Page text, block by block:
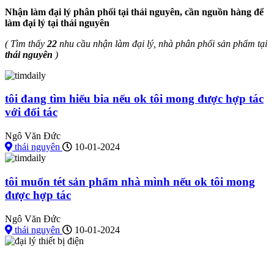
Nhận làm đại lý phân phối tại thái nguyên, cần nguồn hàng để
làm đại lý tại thái nguyên
( Tìm thấy 22 nhu cầu nhận làm đại lý, nhà phân phối sản phẩm tại
thái nguyên )
tôi đang tìm hiểu bia nếu ok tôi mong được hợp tác
với đối tác
Ngô Văn Đức
thái nguyên
10-01-2024
tôi muốn tét sản phẩm nhà mình nếu ok tôi mong
được hợp tác
Ngô Văn Đức
thái nguyên
10-01-2024